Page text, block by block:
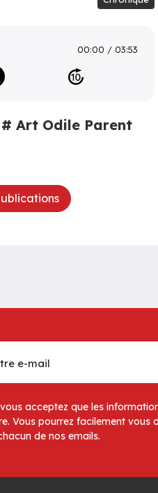
00:00 03:53
Art Odile Parent
acceptez que les
Vous pourrez facilement vous
de nos emails.